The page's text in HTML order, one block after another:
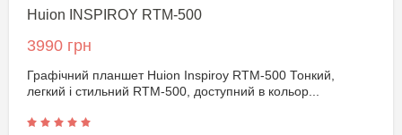
Huion INSPIROY RTM-500
3990 грн
Графічний планшет Huion Inspiroy RTM-500 Тонкий,
легкий і стильний RTM-500, доступний в кольор...